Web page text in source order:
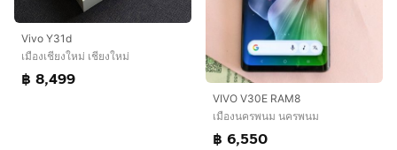
Vivo Y31d
เมืองเชียงใหม่ เชียงใหม่
฿ 8,499
VIVO V30E RAM8
เมืองนครพนม นครพนม
฿ 6,550